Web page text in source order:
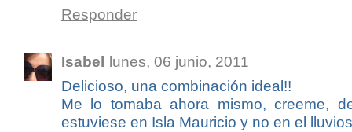
Responder
Isabel lunes, 06 junio, 2011
Delicioso, una combinación ideal!!
Me lo tomaba ahora mismo, creeme,
estuviese en Isla Mauricio y no en el